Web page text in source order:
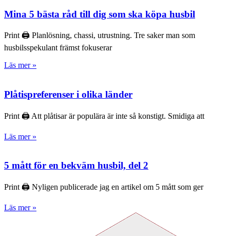
Mina 5 bästa råd till dig som ska köpa husbil
Print 🖨 Planlösning, chassi, utrustning. Tre saker man som
husbilsspekulant främst fokuserar
Läs mer »
Plåtispreferenser i olika länder
Print 🖨 Att plåtisar är populära är inte så konstigt. Smidiga att
Läs mer »
5 mått för en bekväm husbil, del 2
Print 🖨 Nyligen publicerade jag en artikel om 5 mått som ger
Läs mer »